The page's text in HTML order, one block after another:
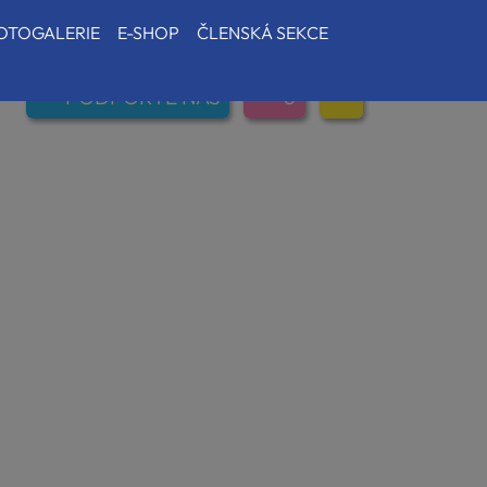
E-SHOP ČLENSKÁ SEKCE
PODPOŘTE NÁS 0